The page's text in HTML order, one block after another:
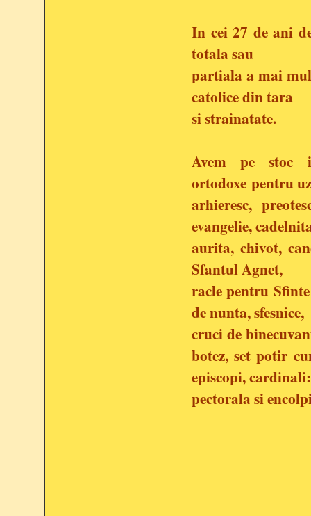
In cei 27 de ani
totala sau
partiala a mai
catolicedin tara
si strainatate.
Avem pe stoc
ortodoxe pentru
arhieresc,
evangelie,
aurita, chivot,
Sfantul Agnet,
racle pentru
de nunta, sfesnice,
cruci de
botez, set potir
episcopi,
pectorala si